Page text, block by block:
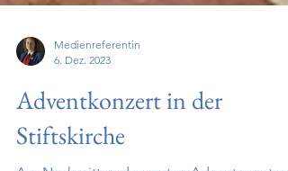
6. Dez. 2023
Adventkonzert in der